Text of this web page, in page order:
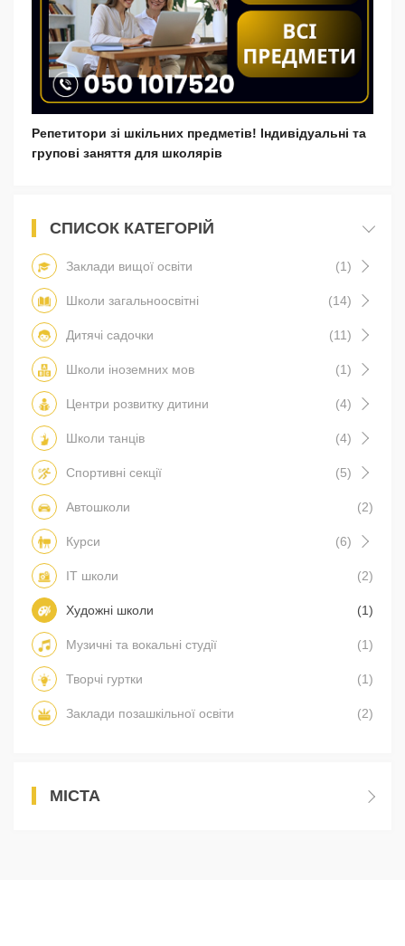
СПИСОК КАТЕГОРІЙ
Заклади вищої освіти (1)
Школи загальноосвітні (14)
Дитячі садочки (11)
Школи іноземних мов (1)
Центри розвитку дитини (4)
Школи танців (4)
Спортивні секції (5)
Автошколи (2)
Курси (6)
IT школи (2)
Художні школи (1)
Музичні та вокальні студії (1)
Творчі гуртки (1)
Заклади позашкільної освіти (2)
МІСТА
Репетитори зі шкільних предметів! Індивідуальні та
групові заняття для школярів